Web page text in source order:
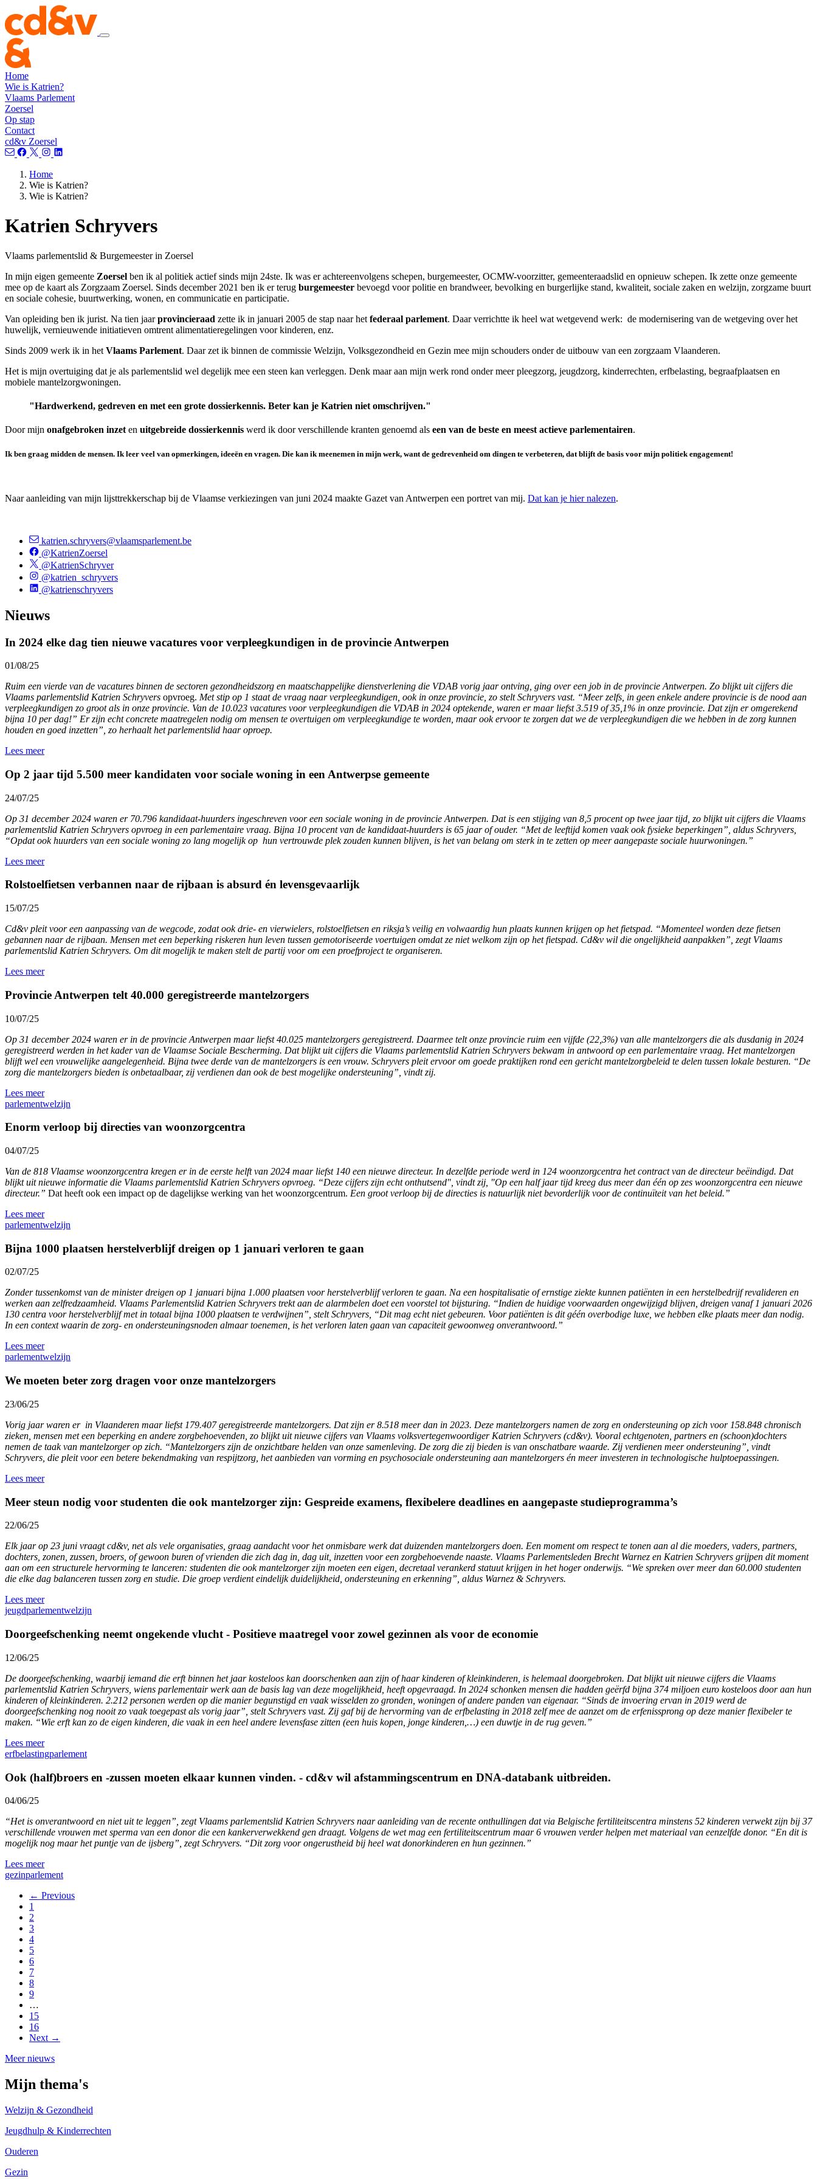
Home
Wie is Katrien?
Vlaams Parlement
Zoersel
Op stap
Contact
cd&v Zoersel
Home
Wie is Katrien?
Wie is Katrien?
Katrien Schryvers
Vlaams parlementslid & Burgemeester in Zoersel
In mijn eigen gemeente Zoersel ben ik al politiek actief sinds mijn 24ste. Ik was er achtereenvolgens schepen, burgemeester, OCMW-voorzitter, gemeenteraadslid en opnieuw schepen. Ik zette onze gemeente
mee op de kaart als Zorgzaam Zoersel. Sinds december 2021 ben ik er terug burgemeester bevoegd voor politie en brandweer, bevolking en burgerlijke stand, kwaliteit, sociale zaken en welzijn, zorgzame buurt
en sociale cohesie, buurtwerking, wonen, en communicatie en participatie.
Van opleiding ben ik jurist. Na tien jaarprovincieraad zette ik in januari 2005 de stap naar het federaal parlement. Daar verrichtte ik heel wat wetgevend werk: de modernisering van de wetgeving over het
huwelijk, vernieuwende initiatieven omtrent alimentatieregelingen voor kinderen, enz.
Sinds 2009 werk ik in het Vlaams Parlement. Daar zet ik binnen de commissie Welzijn, Volksgezondheid en Gezin mee mijn schouders onder de uitbouw van een zorgzaam Vlaanderen.
Het is mijn overtuiging dat je als parlementslid wel degelijk mee een steen kan verleggen. Denk maar aan mijn werk rond onder meer pleegzorg, jeugdzorg, kinderrechten, erfbelasting, begraafplaatsen en
mobiele mantelzorgwoningen.
"Hardwerkend, gedreven en met een grote dossierkennis. Beter kan je Katrien niet omschrijven."
Door mijn onafgebroken inzeten uitgebreide dossierkennis werd ik door verschillende kranten genoemd als een van de beste en meest actieve parlementairen.
Ik ben graag midden de mensen. Ik leer veel van opmerkingen, ideeën en vragen. Die kan ik meenemen in mijn werk, want de gedrevenheid om dingen te verbeteren, dat blijft de basis voor mijn politiek engagement!
Naar aanleiding van mijn lijsttrekkerschap bij de Vlaamse verkiezingen van juni 2024 maakte Gazet van Antwerpen een portret van mij. Dat kan je hier nalezen.
katrien.schryvers@vlaamsparlement.be
@KatrienZoersel
@KatrienSchryver
@katrien_schryvers
@katrienschryvers
Nieuws
In 2024 elke dag tien nieuwe vacatures voor verpleegkundigen in de provincie Antwerpen
01/08/25
Ruim een vierde van de vacatures binnen de sectoren gezondheidszorg en maatschappelijke dienstverlening die VDAB vorig jaar ontving, ging over een job in de provincie Antwerpen. Zo blijkt uit cijfers die
Vlaams parlementslid Katrien Schryvers opvroeg. Met stip op 1 staat de vraag naar verpleegkundigen, ook in onze provincie, zo stelt Schryvers vast. “Meer zelfs, in geen enkele andere provincie is de nood aan
verpleegkundigen zo groot als in onze provincie. Van de 10.023 vacatures voor verpleegkundigen die VDAB in 2024 optekende, waren er maar liefst 3.519 of 35,1% in onze provincie. Dat zijn er omgerekend
bijna 10 per dag!” Er zijn echt concrete maatregelen nodig om mensen te overtuigen om verpleegkundige te worden, maar ook ervoor te zorgen dat we de verpleegkundigen die we hebben in de zorg kunnen
houden en goed inzetten”, zo herhaalt het parlementslid haar oproep.
Lees meer
Op 2 jaar tijd 5.500 meer kandidaten voor sociale woning in een Antwerpse gemeente
24/07/25
Op 31 december 2024 waren er 70.796 kandidaat-huurders ingeschreven voor een sociale woning in de provincie Antwerpen. Dat is een stijging van 8,5 procent op twee jaar tijd, zo blijkt uit cijfers die Vlaams
parlementslid Katrien Schryvers opvroeg in een parlementaire vraag. Bijna 10 procent van de kandidaat-huurders is 65 jaar of ouder. “Met de leeftijd komen vaak ook fysieke beperkingen”, aldus Schryvers,
“Opdat ook huurders van een sociale woning zo lang mogelijk op hun vertrouwde plek zouden kunnen blijven, is het van belang om sterk in te zetten op meer aangepaste sociale huurwoningen.”
Lees meer
Rolstoelfietsen verbannen naar de rijbaan is absurd én levensgevaarlijk
15/07/25
Cd&v pleit voor een aanpassing van de wegcode, zodat ook drie- en vierwielers, rolstoelfietsen en riksja’s veilig en volwaardig hun plaats kunnen krijgen op het fietspad. “Momenteel worden deze fietsen
gebannen naar de rijbaan. Mensen met een beperking riskeren hun leven tussen gemotoriseerde voertuigen omdat ze niet welkom zijn op het fietspad. Cd&v wil die ongelijkheid aanpakken”, zegt Vlaams
parlementslid Katrien Schryvers. Om dit mogelijk te maken stelt de partij voor om een proefproject te organiseren.
Lees meer
Provincie Antwerpen telt 40.000 geregistreerde mantelzorgers
10/07/25
Op 31 december 2024 waren er in de provincie Antwerpen maar liefst 40.025 mantelzorgers geregistreerd. Daarmee telt onze provincie ruim een vijfde (22,3%) van alle mantelzorgers die als dusdanig in 2024
geregistreerd werden in het kader van de Vlaamse Sociale Bescherming. Dat blijkt uit cijfers die Vlaams parlementslid Katrien Schryvers bekwam in antwoord op een parlementaire vraag. Het mantelzorgen
blijft wel een vrouwelijke aangelegenheid. Bijna twee derde van de mantelzorgers is een vrouw. Schryvers pleit ervoor om goede praktijken rond een gericht mantelzorgbeleid te delen tussen lokale besturen. “De
zorg die mantelzorgers bieden is onbetaalbaar, zij verdienen dan ook de best mogelijke ondersteuning”, vindt zij.
Lees meer
parlementwelzijn
Enorm verloop bij directies van woonzorgcentra
04/07/25
Van de 818 Vlaamse woonzorgcentra kregen er in de eerste helft van 2024 maar liefst 140 een nieuwe directeur. In dezelfde periode werd in 124 woonzorgcentra het contract van de directeur beëindigd. Dat
blijkt uit nieuwe informatie die Vlaams parlementslid Katrien Schryvers opvroeg. “Deze cijfers zijn echt onthutsend", vindt zij, "Op een half jaar tijd kreeg dus meer dan één op zes woonzorgcentra een nieuwe
directeur.” Dat heeft ook een impact op de dagelijkse werking van het woonzorgcentrum. Een groot verloop bij de directies is natuurlijk niet bevorderlijk voor de continuïteit van het beleid.”
Lees meer
parlementwelzijn
Bijna 1000 plaatsen herstelverblijf dreigen op 1 januari verloren te gaan
02/07/25
Zonder tussenkomst van de minister dreigen op 1 januari bijna 1.000 plaatsen voor herstelverblijf verloren te gaan. Na een hospitalisatie of ernstige ziekte kunnen patiënten in een herstelbedrijf revalideren en
werken aan zelfredzaamheid. Vlaams Parlementslid Katrien Schryvers trekt aan de alarmbelen doet een voorstel tot bijsturing. “Indien de huidige voorwaarden ongewijzigd blijven, dreigen vanaf 1 januari 2026
130 centra voor herstelverblijf met in totaal bijna 1000 plaatsen te verdwijnen”, stelt Schryvers, “Dit mag echt niet gebeuren. Voor patiënten is dit géén overbodige luxe, we hebben elke plaats meer dan nodig.
In een context waarin de zorg- en ondersteuningsnoden almaar toenemen, is het verloren laten gaan van capaciteit gewoonweg onverantwoord.”
Lees meer
parlementwelzijn
We moeten beter zorg dragen voor onze mantelzorgers
23/06/25
Vorig jaar waren er in Vlaanderen maar liefst 179.407 geregistreerde mantelzorgers. Dat zijn er 8.518 meer dan in 2023. Deze mantelzorgers namen de zorg en ondersteuning op zich voor 158.848 chronisch
zieken, mensen met een beperking en andere zorgbehoevenden, zo blijkt uit nieuwe cijfers van Vlaams volksvertegenwoordiger Katrien Schryvers (cd&v). Vooral echtgenoten, partners en (schoon)dochters
nemen de taak van mantelzorger op zich. “Mantelzorgers zijn de onzichtbare helden van onze samenleving. De zorg die zij bieden is van onschatbare waarde. Zij verdienen meer ondersteuning”, vindt
Schryvers, die pleit voor een betere bekendmaking van respijtzorg, het aanbieden van vorming en psychosociale ondersteuning aan mantelzorgers én meer investeren in technologische hulptoepassingen.
Lees meer
Meer steun nodig voor studenten die ook mantelzorger zijn: Gespreide examens, flexibelere deadlines en aangepaste studieprogramma’s
22/06/25
Elk jaar op 23 juni vraagt cd&v, net als vele organisaties, graag aandacht voor het onmisbare werk dat duizenden mantelzorgers doen. Een moment om respect te tonen aan al die moeders, vaders, partners,
dochters, zonen, zussen, broers, of gewoon buren of vrienden die zich dag in, dag uit, inzetten voor een zorgbehoevende naaste. Vlaams Parlementsleden Brecht Warnez en Katrien Schryvers grijpen dit moment
aan om een structurele hervorming te lanceren: studenten die ook mantelzorger zijn moeten een eigen, decretaal verankerd statuut krijgen in het hoger onderwijs. “We spreken over meer dan 60.000 studenten
die elke dag balanceren tussen zorg en studie. Die groep verdient eindelijk duidelijkheid, ondersteuning en erkenning”, aldus Warnez & Schryvers.
Lees meer
jeugdparlementwelzijn
Doorgeefschenking neemt ongekende vlucht - Positieve maatregel voor zowel gezinnen als voor de economie
12/06/25
De doorgeefschenking, waarbij iemand die erft binnen het jaar kosteloos kan doorschenken aan zijn of haar kinderen of kleinkinderen, is helemaal doorgebroken. Dat blijkt uit nieuwe cijfers die Vlaams
parlementslid Katrien Schryvers, wiens parlementair werk aan de basis lag van deze mogelijkheid, heeft opgevraagd. In 2024 schonken mensen die hadden geërfd bijna 374 miljoen euro kosteloos door aan hun
kinderen of kleinkinderen. 2.212 personen werden op die manier begunstigd en vaak wisselden zo gronden, woningen of andere panden van eigenaar. “Sinds de invoering ervan in 2019 werd de
doorgeefschenking nog nooit zo vaak toegepast als vorig jaar”, stelt Schryvers vast. Zij gaf bij de hervorming van de erfbelasting in 2018 zelf mee de aanzet om de erfenissprong op deze manier flexibeler te
maken. “Wie erft kan zo de eigen kinderen, die vaak in een heel andere levensfase zitten (een huis kopen, jonge kinderen,…) een duwtje in de rug geven.”
Lees meer
erfbelastingparlement
Ook (half)broers en -zussen moeten elkaar kunnen vinden. - cd&v wil afstammingscentrum en DNA-databank uitbreiden.
04/06/25
“Het is onverantwoord en niet uit te leggen”, zegt Vlaams parlementslid Katrien Schryvers naar aanleiding van de recente onthullingen dat via Belgische fertiliteitscentra minstens 52 kinderen verwekt zijn bij 37
verschillende vrouwen met sperma van een donor die een kankerverwekkend gen draagt. Volgens de wet mag een fertiliteitscentrum maar 6 vrouwen verder helpen met materiaal van eenzelfde donor. “En dit is
mogelijk nog maar het puntje van de ijsberg”, zegt Schryvers. “Dit zorg voor ongerustheid bij heel wat donorkinderen en hun gezinnen.”
Lees meer
gezinparlement
← Previous
1
2
3
4
5
6
7
8
9
…
15
16
Next →
Meer nieuws
Mijn thema's
Welzijn & Gezondheid
Jeugdhulp & Kinderrechten
Ouderen
Gezin